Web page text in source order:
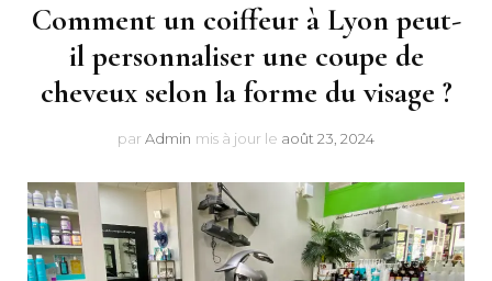
Comment un coiffeur à Lyon peut-
il personnaliser une coupe de
cheveux selon la forme du visage ?
par Admin mis à jour le août 23, 2024